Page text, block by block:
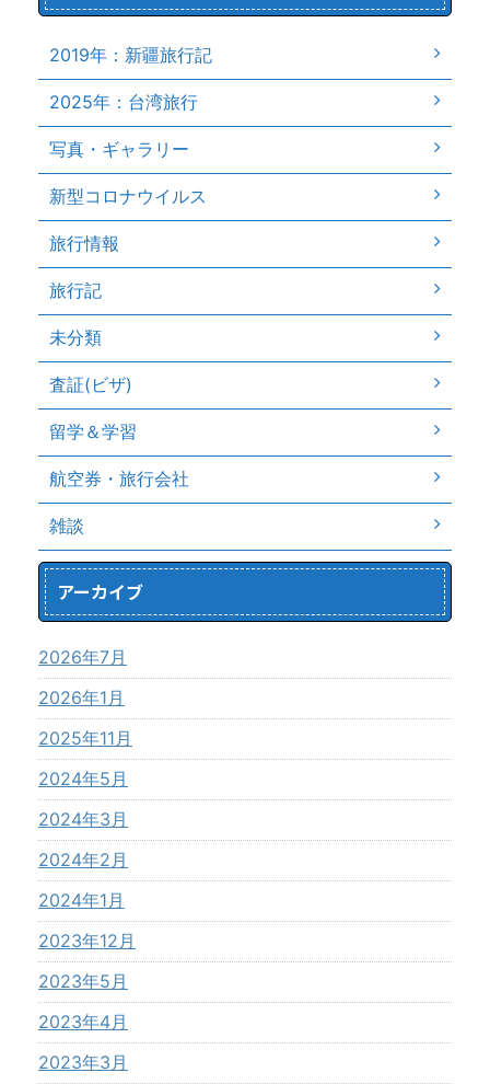
2019年：新疆旅行記
2025年：台湾旅行
写真・ギャラリー
新型コロナウイルス
旅行情報
旅行記
未分類
査証(ビザ)
留学＆学習
航空券・旅行会社
雑談
アーカイブ
2026年7月
2026年1月
2025年11月
2024年5月
2024年3月
2024年2月
2024年1月
2023年12月
2023年5月
2023年4月
2023年3月